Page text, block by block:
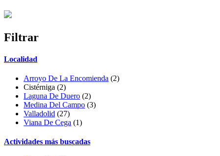
Filtrar
Localidad
Arroyo De La Encomienda (2)
Cistérniga (2)
Laguna De Duero (2)
Medina Del Campo (3)
Valladolid (27)
Viana De Cega (1)
Actividades más buscadas